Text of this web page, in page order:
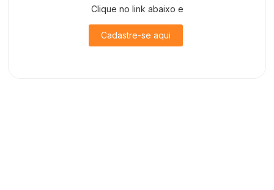
Clique no link abaixo e
Cadastre-se aqui